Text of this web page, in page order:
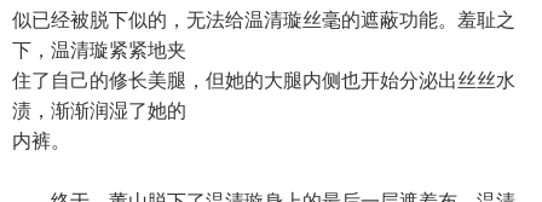
似已经被脱下似的，无法给温清璇丝毫的遮蔽功能。羞耻之
下，温清璇紧紧地夹
住了自己的修长美腿，但她的大腿内侧也开始分泌出丝丝水
渍，渐渐润湿了她的
内裤。